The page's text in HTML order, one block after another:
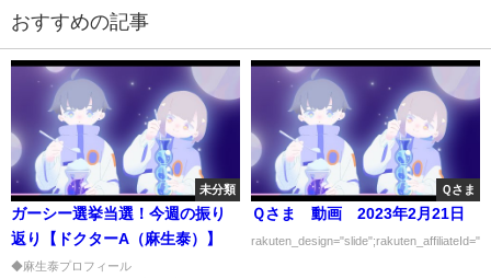
おすすめの記事
未分類
ガーシー選挙当選！今週の振り
返り【ドクターA（麻生泰）】
◆麻生泰プロフィール
Ｑさま
Ｑさま 動画 2023年2月21日